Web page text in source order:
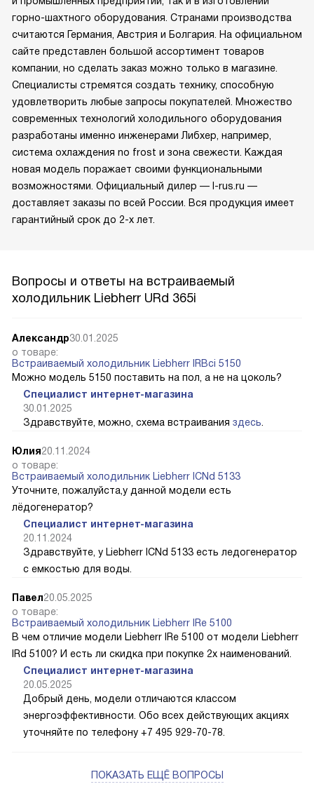
горно-шахтного оборудования. Странами производства
считаются Германия, Австрия и Болгария. На официальном
сайте представлен большой ассортимент товаров
компании, но сделать заказ можно только в магазине.
Специалисты стремятся создать технику, способную
удовлетворить любые запросы покупателей. Множество
современных технологий холодильного оборудования
разработаны именно инженерами Либхер, например,
система охлаждения no frost и зона свежести. Каждая
новая модель поражает своими функциональными
возможностями. Официальный дилер — l-rus.ru —
доставляет заказы по всей России. Вся продукция имеет
гарантийный срок до 2-х лет.
Вопросы и ответы на встраиваемый
холодильник Liebherr URd 365i
Александр30.01.2025
о товаре:
Встраиваемый холодильник Liebherr IRBci 5150
Можно модель 5150 поставить на пол, а не на цоколь?
Специалист интернет-магазина
30.01.2025
Здравствуйте, можно, схема встраивания здесь.
Юлия20.11.2024
о товаре:
Встраиваемый холодильник Liebherr ICNd 5133
Уточните, пожалуйста,у данной модели есть
лёдогенератор?
Специалист интернет-магазина
20.11.2024
Здравствуйте, у Liebherr ICNd 5133 есть ледогенератор
с емкостью для воды.
Павел20.05.2025
о товаре:
Встраиваемый холодильник Liebherr IRe 5100
В чем отличие модели Liebherr IRe 5100 от модели Liebherr
IRd 5100? И есть ли скидка при покупке 2х наименований.
Специалист интернет-магазина
20.05.2025
Добрый день, модели отличаются классом
энергоэффективности. Обо всех действующих акциях
уточняйте по телефону +7 495 929-70-78.
ПОКАЗАТЬ ЕЩЁ ВОПРОСЫ